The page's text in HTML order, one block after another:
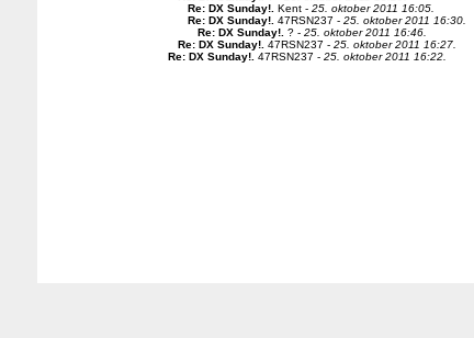
Re: DX Sunday! Kent - 25. oktober 2011 16:05.
Re: DX Sunday! 47RSN237 - 25. oktober 2011 16:30.
Re: DX Sunday! ? - 25. oktober 2011 16:46.
Re: DX Sunday! 47RSN237 - 25. oktober 2011 16:27.
Re: DX Sunday! 47RSN237 - 25. oktober 2011 16:22.